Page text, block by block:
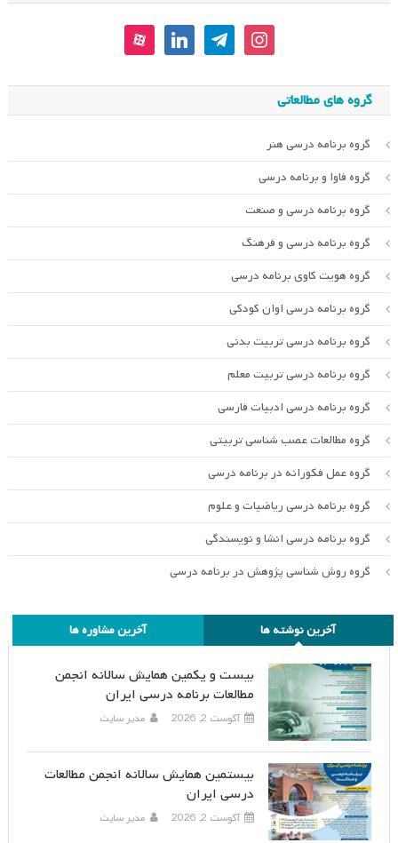
instagram
telegram
linkedin
aparat
گروه های مطالعاتی
گروه برنامه درسی هنر
گروه فاوا و برنامه درسی
گروه برنامه درسی و صنعت
گروه برنامه درسی و فرهنگ
گروه هویت کاوی برنامه درسی
گروه برنامه درسی اوان کودکی
گروه برنامه درسی تربیت بدنی
گروه برنامه درسی تربیت معلم
گروه برنامه درسی ادبیات فارسی
گروه مطالعات عصب شناسی تربیتی
گروه عمل فکورانه در برنامه درسی
گروه برنامه درسی ریاضیات و علوم
گروه برنامه درسی انشا و نویسندگی
گروه روش شناسی پژوهش در برنامه درسی
آخرین نوشته ها آخرین مشاوره ها
بیست و یکمین همایش سالانه انجمن
مطالعات برنامه درسی ایران
آگوست 2, 2026 مدیر سایت
بیستمین همایش سالانه انجمن مطالعات
درسی ایران
آگوست 2, 2026 مدیر سایت